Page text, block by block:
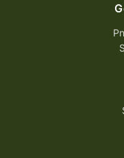
questingowy
questing
Questing
questing gry
Quest